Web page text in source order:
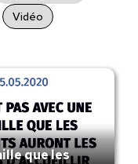
Vidéo
que les